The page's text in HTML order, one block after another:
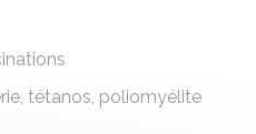
tétanos, poliomyélite